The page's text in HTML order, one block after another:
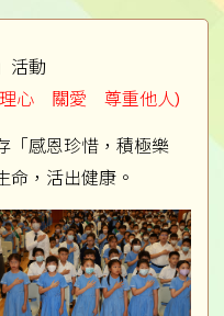
活動
心 關愛 尊重他人)
「感恩珍惜，積極樂
命，活出健康。